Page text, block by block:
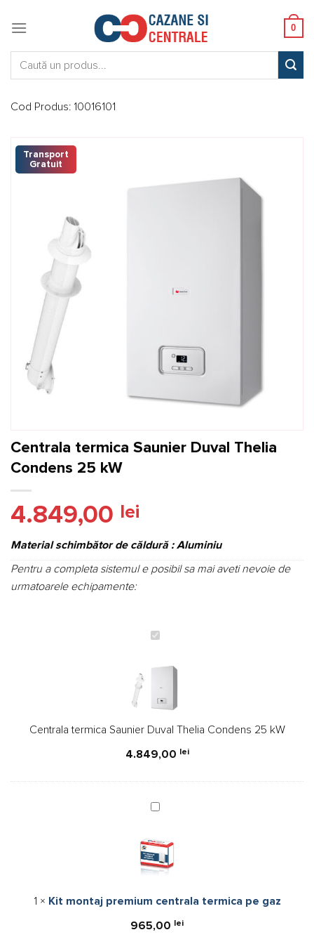
0
Cod Produs: 10016101
Transport
Gratuit
Centrala termica Saunier Duval Thelia
Condens 25 kW
4.849,00 lei
Material schimbător de căldură : Aluminiu
Pentru a completa sistemul e posibil sa mai aveti nevoie de
urmatoarele echipamente:
Centrala
Saunier
Thelia
25
kW
Centrala termica Saunier Duval Thelia Condens 25 kW
4.849,00 lei
Kit
premium
centrala
termica
gaz
1 × Kit montaj premium centrala termica pe gaz
965,00 lei